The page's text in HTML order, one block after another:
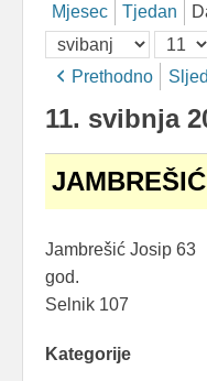
Mjesec Tjedan
Mjesec
Dan
Prethodno
11. svibnja
JOSIP
g.
Jambrešić Josip 63
god.
Selnik 107
Kategorije